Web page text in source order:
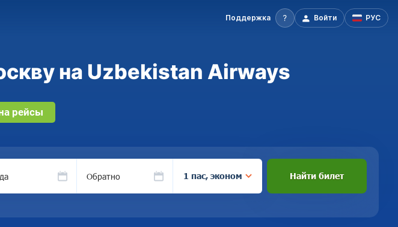
Поддержка Войти РУС
на Uzbekistan Airways
рейсы
Обратно 1 пас, эконом Найти билет